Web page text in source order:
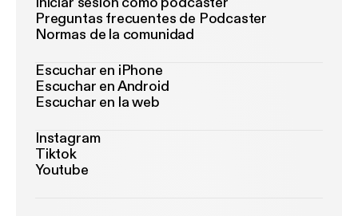
Preguntas frecuentes de Podcaster
Normas de la comunidad
Escuchar en iPhone
Escuchar en Android
Escuchar en la web
Instagram
Tiktok
Youtube